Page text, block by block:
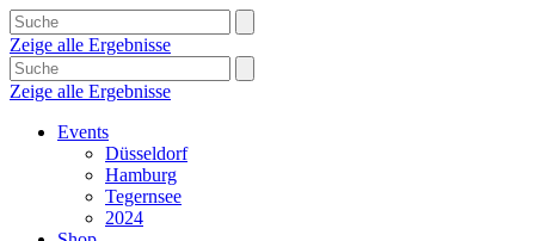
Zeige alle Ergebnisse
Zeige alle Ergebnisse
Events
Düsseldorf
Hamburg
Tegernsee
2024